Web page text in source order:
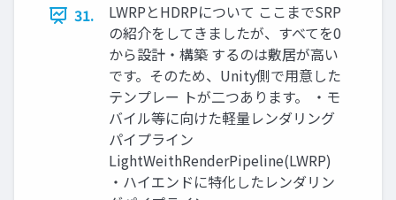
31.
LWRPとHDRPについて ここまでSRP
の紹介をしてきましたが、すべてを0
から設計・構築 するのは敷居が高い
です。そのため、Unity側で用意した
テンプレー トが二つあります。 ・モ
バイル等に向けた軽量レンダリング
パイプライン
LightWeithRenderPipeline(LWRP)
・ハイエンドに特化したレンダリン